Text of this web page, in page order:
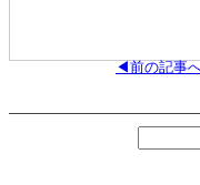
◀前の記事